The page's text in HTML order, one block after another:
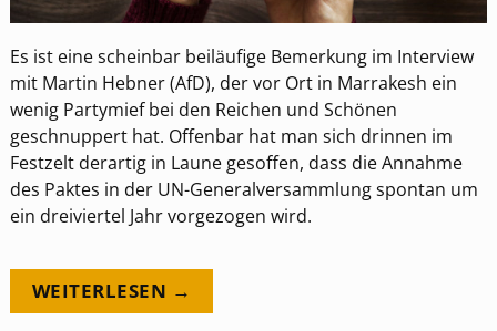
Es ist eine scheinbar beiläufige Bemerkung im Interview
mit Martin Hebner (AfD), der vor Ort in Marrakesh ein
wenig Partymief bei den Reichen und Schönen
geschnuppert hat. Offenbar hat man sich drinnen im
Festzelt derartig in Laune gesoffen, dass die Annahme
des Paktes in der UN-Generalversammlung spontan um
ein dreiviertel Jahr vorgezogen wird.
WEITERLESEN →